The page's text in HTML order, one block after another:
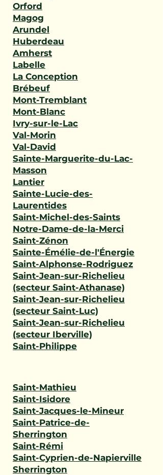
Orford
Magog
Arundel
Huberdeau
Amherst
Labelle
La Conception
Brébeuf
Mont-Tremblant
Mont-Blanc
Ivry-sur-le-Lac
Val-Morin
Val-David
Sainte-Marguerite-du-Lac-
Masson
Lantier
Sainte-Lucie-des-
Laurentides
Saint-Michel-des-Saints
Notre-Dame-de-la-Merci
Saint-Zénon
Sainte-Émélie-de-l'Énergie
Saint-Alphonse-Rodriguez
Saint-Jean-sur-Richelieu
(secteur Saint-Athanase)
Saint-Jean-sur-Richelieu
(secteur Saint-Luc)
Saint-Jean-sur-Richelieu
(secteur Iberville)
Saint-Philippe
Saint-Mathieu
Saint-Isidore
Saint-Jacques-le-Mineur
Saint-Patrice-de-
Sherrington
Saint-Rémi
Saint-Cyprien-de-Napierville
Sherrington